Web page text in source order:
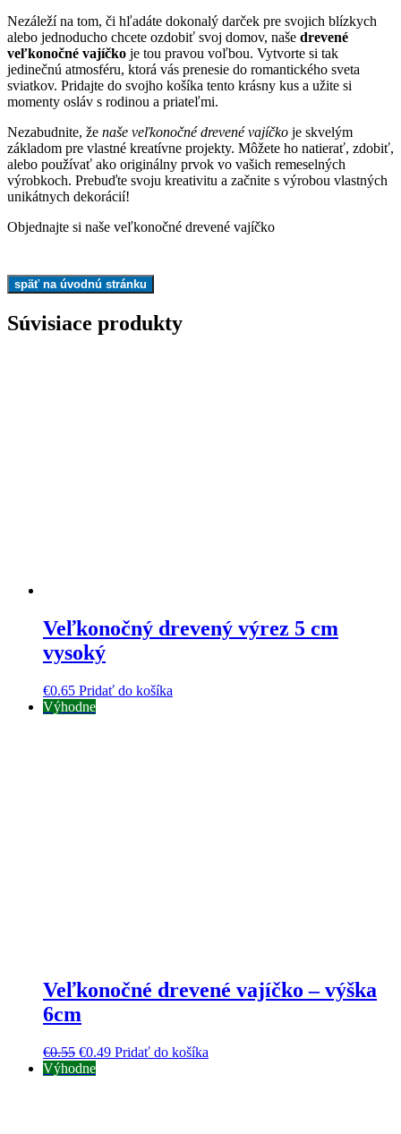
Nezáleží na tom, či hľadáte dokonalý darček pre svojich blízkych
alebo jednoducho chcete ozdobiť svoj domov, naše drevené
veľkonočné vajíčko je tou pravou voľbou. Vytvorte si tak
jedinečnú atmosféru, ktorá vás prenesie do romantického sveta
sviatkov. Pridajte do svojho košíka tento krásny kus a užite si
momenty osláv s rodinou a priateľmi.
Nezabudnite, že naše veľkonočné drevené vajíčko je skvelým
základom pre vlastné kreatívne projekty. Môžete ho natierať, zdobiť,
alebo používať ako originálny prvok vo vašich remeselných
výrobkoch. Prebuďte svoju kreativitu a začnite s výrobou vlastných
unikátnych dekorácií!
Objednajte si naše veľkonočné drevené vajíčko
Súvisiace produkty
Veľkonočný drevený výrez 5 cm
vysoký
€0.65 Pridať do košíka
Výhodne
Veľkonočné drevené vajíčko – výška
6cm
€0.55 €0.49 Pridať do košíka
Výhodne